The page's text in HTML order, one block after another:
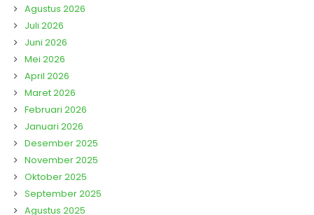
Agustus 2026
Juli 2026
Juni 2026
Mei 2026
April 2026
Maret 2026
Februari 2026
Januari 2026
Desember 2025
November 2025
Oktober 2025
September 2025
Agustus 2025